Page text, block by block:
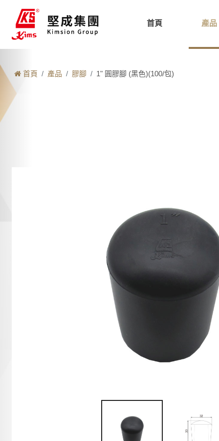
首頁 產品
首頁 產品 膠腳 1" 圓膠腳 (黑色)(100/包)